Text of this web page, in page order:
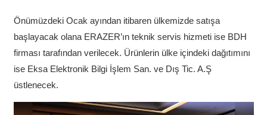
Önümüzdeki Ocak ayından itibaren ülkemizde satışa
başlayacak olana ERAZER’ın teknik servis hizmeti ise BDH
firması tarafından verilecek. Ürünlerin ülke içindeki dağıtımını
ise Eksa Elektronik Bilgi İşlem San. ve Dış Tic. A.Ş
üstlenecek.